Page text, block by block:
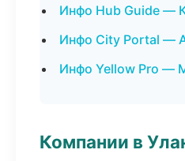
Инфо Hub Guide —
Инфо City Portal —
Инфо Yellow Pro —
Компании в